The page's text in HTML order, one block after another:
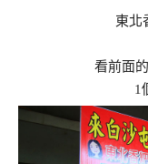
東北
看前面
1